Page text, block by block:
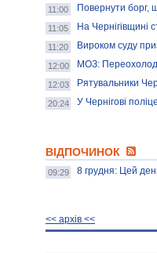
11:00 Повернути борг,
11:05 На Чернігівщині
11:20 Вироком суду
12:00 МОЗ:
12:03 Рятувальники
20:24 У Чернігові
ВІДПОЧИНОК
09:29 8 грудня: Цей день
<< архiв <<